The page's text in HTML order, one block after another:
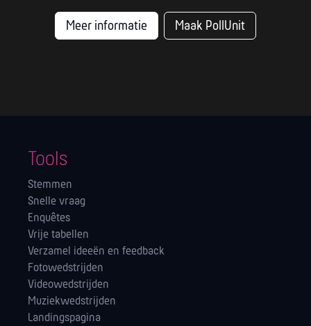
Meer informatie Maak PollUnit
Tools
Stemmen
Snelle vraag
Enquêtes
Vrije tabellen
Verzamel ideeën en feedback
Fotowedstrijden
Videowedstrijden
Muziekwedstrijden
Landingspagina